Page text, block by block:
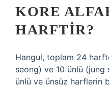
KORE
HARFTIR?
Hangul, toplam 24
seong) ve 10 ünlü
ünlü ve ünsüz harflerin